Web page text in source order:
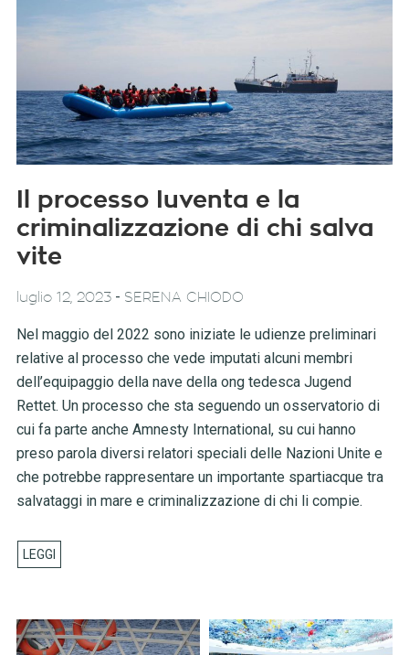
Il processo Iuventa e la
criminalizzazione di chi salva
vite
luglio 12, 2023- SERENA CHIODO
Nel maggio del 2022 sono iniziate le udienze preliminari
relative al processo che vede imputati alcuni membri
dell’equipaggio della nave della ong tedesca Jugend
Rettet. Un processo che sta seguendo un osservatorio di
cui fa parte anche Amnesty International, su cui hanno
preso parola diversi relatori speciali delle Nazioni Unite e
che potrebbe rappresentare un importante spartiacque tra
salvataggi in mare e criminalizzazione di chi li compie.